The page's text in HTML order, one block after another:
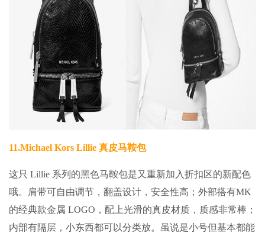
11.Michael Kors Lillie 真皮马鞍包
这只 Lillie 系列的黑色马鞍包是又重新加入折扣区的新配色
哦。肩带可自由调节，翻盖设计，安全性高；外部搭有MK
的经典款金属 LOGO，配上光滑的真皮材质，质感非常棒；
内部有隔层，小东西都可以分类放。虽说是小号但基本都能